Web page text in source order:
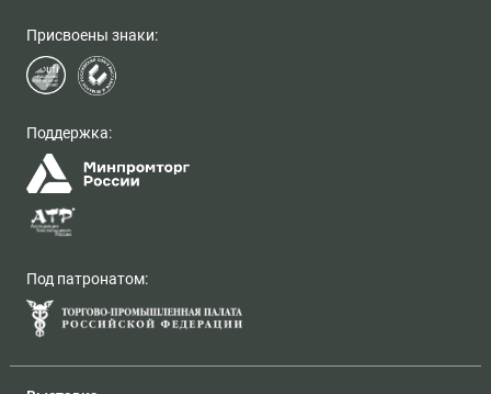
Присвоены знаки:
Поддержка:
Под патронатом: